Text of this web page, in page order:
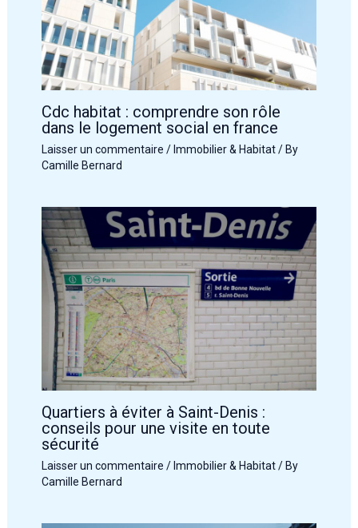
Cdc habitat : comprendre son rôle
dans le logement social en france
Laisser un commentaire / Immobilier & Habitat/ By
Camille Bernard
Quartiers à éviter à Saint-Denis :
conseils pour une visite en toute
sécurité
Laisser un commentaire / Immobilier & Habitat/ By
Camille Bernard